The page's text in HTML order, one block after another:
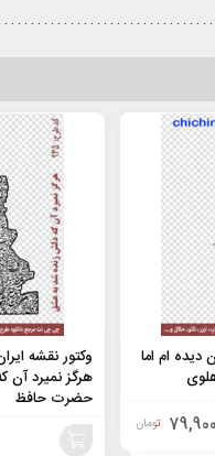
دیده ام اما
79,900 تومان
وکتور نقشه
هرگز نمیرد
حضرت حافظ